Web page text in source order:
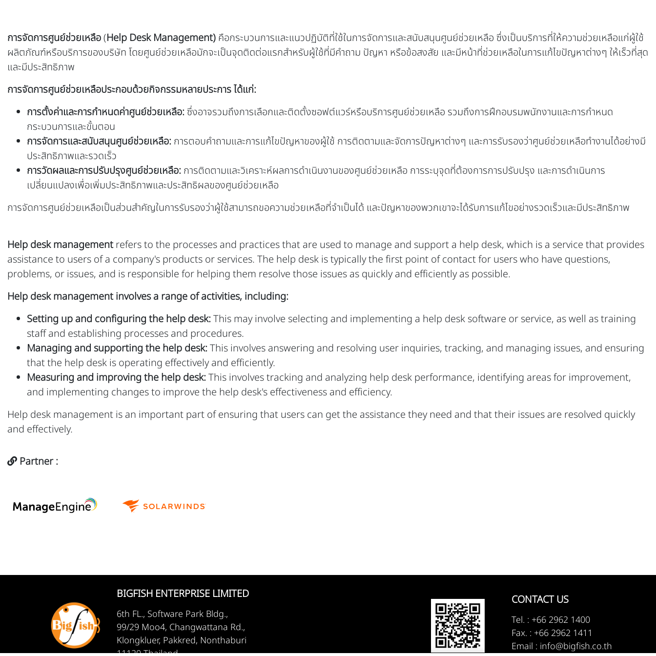
การจัดการศูนย์ช่วยเหลือ(Help Desk Management) คือกระบวนการและแนวปฏิบัติที่ใช้ในการจัดการและสนับสนุนศูนย์ช่วยเหลือ ซึ่งเป็นบริการที่ให้ความช่วยเหลือแก่ผู้ใช้
ผลิตภัณฑ์หรือบริการของบริษัท โดยศูนย์ช่วยเหลือมักจะเป็นจุดติดต่อแรกสำหรับผู้ใช้ที่มีคำถาม ปัญหา หรือข้อสงสัย และมีหน้าที่ช่วยเหลือในการแก้ไขปัญหาต่างๆ ให้เร็วที่สุด
และมีประสิทธิภาพ
การจัดการศูนย์ช่วยเหลือประกอบด้วยกิจกรรมหลายประการ ได้แก่:
การตั้งค่าและการกำหนดค่าศูนย์ช่วยเหลือ: ซึ่งอาจรวมถึงการเลือกและติดตั้งซอฟต์แวร์หรือบริการศูนย์ช่วยเหลือ รวมถึงการฝึกอบรมพนักงานและการกำหนด
กระบวนการและขั้นตอน
การจัดการและสนับสนุนศูนย์ช่วยเหลือ: การตอบคำถามและการแก้ไขปัญหาของผู้ใช้ การติดตามและจัดการปัญหาต่างๆ และการรับรองว่าศูนย์ช่วยเหลือทำงานได้อย่างมี
ประสิทธิภาพและรวดเร็ว
การวัดผลและการปรับปรุงศูนย์ช่วยเหลือ: การติดตามและวิเคราะห์ผลการดำเนินงานของศูนย์ช่วยเหลือ การระบุจุดที่ต้องการการปรับปรุง และการดำเนินการ
เปลี่ยนแปลงเพื่อเพิ่มประสิทธิภาพและประสิทธิผลของศูนย์ช่วยเหลือ
การจัดการศูนย์ช่วยเหลือเป็นส่วนสำคัญในการรับรองว่าผู้ใช้สามารถขอความช่วยเหลือที่จำเป็นได้ และปัญหาของพวกเขาจะได้รับการแก้ไขอย่างรวดเร็วและมีประสิทธิภาพ
Help desk managementrefers to the processes and practices that are used to manage and support a help desk, which is a service that provides
assistance to users of a company's products or services. The help desk is typically the first point of contact for users who have questions,
problems, or issues, and is responsible for helping them resolve those issues as quickly and efficiently as possible.
Help desk management involves a range of activities, including:
Setting up and configuring the help desk: This may involve selecting and implementing a help desk software or service, as well as training
staff and establishing processes and procedures.
Managing and supporting the help desk: This involves answering and resolving user inquiries, tracking, and managing issues, and ensuring
that the help desk is operating effectively and efficiently.
Measuring and improving the help desk: This involves tracking and analyzing help desk performance, identifying areas for improvement,
and implementing changes to improve the help desk's effectiveness and efficiency.
Help desk management is an important part of ensuring that users can get the assistance they need and that their issues are resolved quickly
and effectively.
Partner :
BIGFISH ENTERPRISE LIMITED
6th FL., Software Park Bldg.,
99/29 Moo4, Changwattana Rd.,
Klongkluer, Pakkred, Nonthaburi
CONTACT US
Tel. : +66 2962 1400
Fax. : +66 2962 1411
Email : info@bigfish.co.th